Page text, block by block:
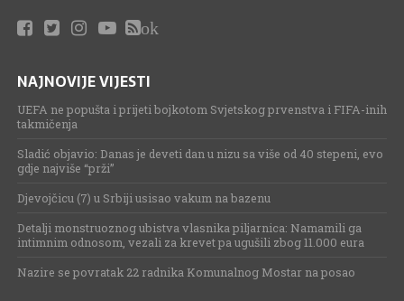
ok
NAJNOVIJE VIJESTI
UEFA ne popušta i prijeti bojkotom Svjetskog prvenstva i FIFA-inih
takmičenja
Sladić objavio: Danas je deveti dan u nizu sa više od 40 stepeni, evo
gdje najviše “prži”
Djevojčicu (7) u Srbiji usisao vakum na bazenu
Detalji monstruoznog ubistva vlasnika piljarnica: Namamili ga
intimnim odnosom, vezali za krevet pa ugušili zbog 11.000 eura
Nazire se povratak 22 radnika Komunalnog Mostar na posao